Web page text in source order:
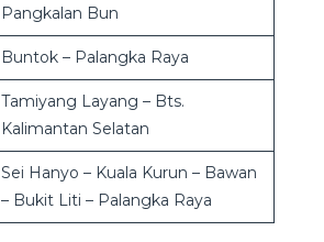
Pangkalan Bun
Buntok – Palangka Raya
Tamiyang Layang – Bts.
Kalimantan Selatan
Sei Hanyo – Kuala Kurun – Bawan
– Bukit Liti – Palangka Raya